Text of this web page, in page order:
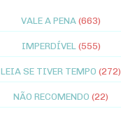
VALE A PENA (663)
IMPERDÍVEL (555)
LEIA SE TIVER TEMPO (272)
NÃO RECOMENDO (22)